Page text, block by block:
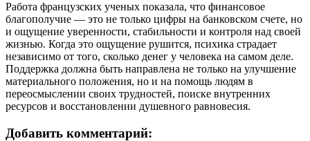
Работа французских ученых показала, что финансовое
благополучие — это не только цифры на банковском счете, но
и ощущение уверенности, стабильности и контроля над своей
жизнью. Когда это ощущение рушится, психика страдает
независимо от того, сколько денег у человека на самом деле.
Поддержка должна быть направлена не только на улучшение
материального положения, но и на помощь людям в
переосмыслении своих трудностей, поиске внутренних
ресурсов и восстановлении душевного равновесия.
Добавить комментарий: